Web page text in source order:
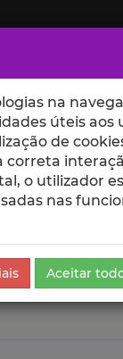
UNIDADES
na
úteis aos
de
correta
o utilizador
nas
Aceitar